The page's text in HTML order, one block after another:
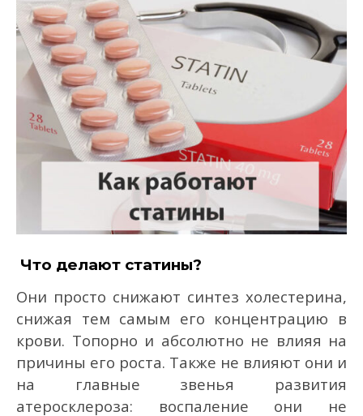
Что делают статины?
Они просто снижают синтез холестерина,
снижая тем самым его концентрацию в
крови. Топорно и абсолютно не влияя на
причины его роста. Также не влияют они и
на главные звенья развития
атеросклероза: воспаление они не